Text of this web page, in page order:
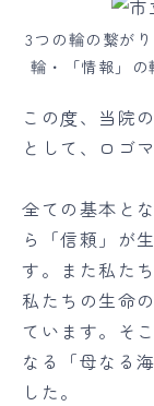
3つの輪の繋が
輪・「情報」
この度、当院
として、ロゴ
全ての基本と
ら「信頼」が
す。また私た
私たちの生命
ています。そ
なる「母なる
した。